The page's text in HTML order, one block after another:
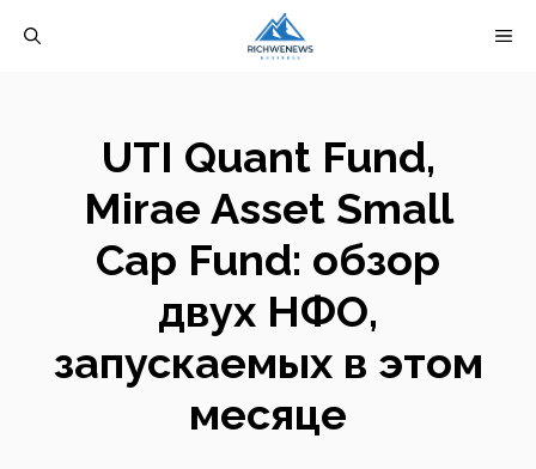
UTI Quant Fund,
Mirae Asset Small
Cap Fund: обзор
двух НФО,
запускаемых в этом
месяце